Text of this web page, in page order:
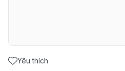
Yêu thích